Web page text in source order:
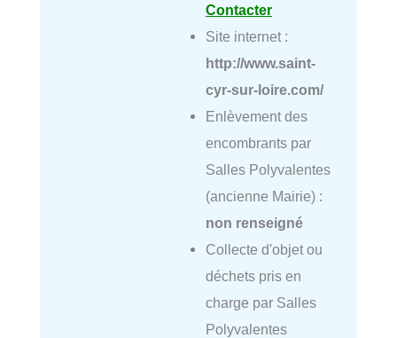
Contacter
Site internet :
http://www.saint-
cyr-sur-loire.com/
Enlèvement des
encombrants par
Salles Polyvalentes
(ancienne Mairie) :
non renseigné
Collecte d'objet ou
déchets pris en
charge par Salles
Polyvalentes